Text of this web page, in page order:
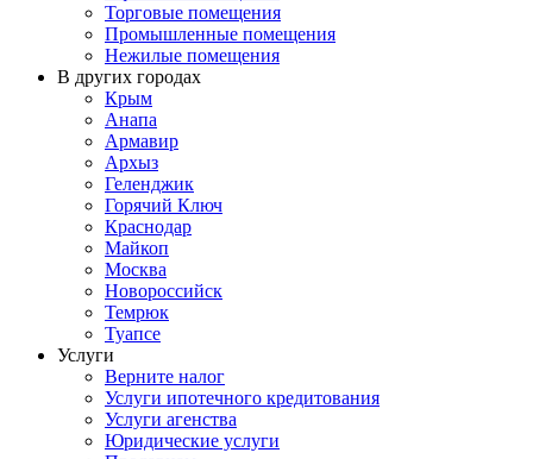
Торговые помещения
Промышленные помещения
Нежилые помещения
В других городах
Крым
Анапа
Армавир
Архыз
Геленджик
Горячий Ключ
Краснодар
Майкоп
Москва
Новороссийск
Темрюк
Туапсе
Услуги
Верните налог
Услуги ипотечного кредитования
Услуги агенства
Юридические услуги